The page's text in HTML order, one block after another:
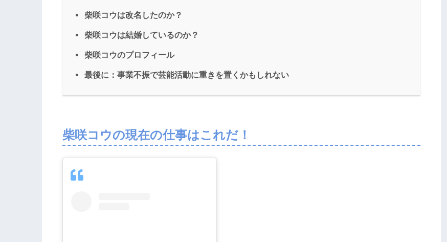
柴咲コウは改名したのか？
柴咲コウは結婚しているのか？
柴咲コウのプロフィール
最後に：事業不振で芸能活動に重きを置くかもしれない
柴咲コウの現在の仕事はこれだ！